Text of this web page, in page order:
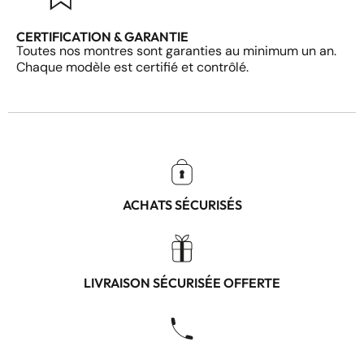
CERTIFICATION & GARANTIE
Toutes nos montres sont garanties au minimum un an.
Chaque modèle est certifié et contrôlé.
ACHATS SÉCURISÉS
LIVRAISON SÉCURISÉE OFFERTE